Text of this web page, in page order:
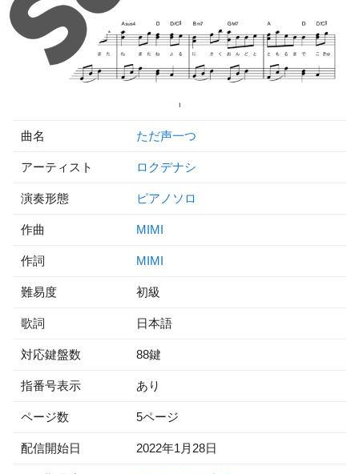
曲名 ただ声一つ
アーティスト ロクデナシ
演奏形態 ピアノソロ
作曲 MIMI
作詞 MIMI
難易度 初級
歌詞 日本語
対応鍵盤数 88鍵
指番号表示 あり
ページ数 5ページ
配信開始日 2022年1月28日